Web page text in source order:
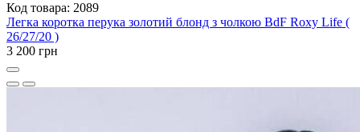
Код товара: 2089
Легка коротка перука золотий блонд з чолкою BdF Roxy Life (
26/27/20 )
3 200 грн